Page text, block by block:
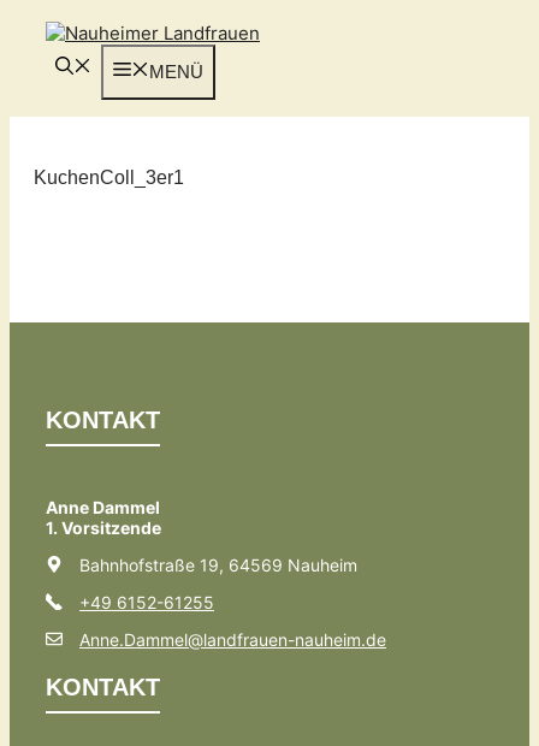
Inhalt
springen
MENÜ
KuchenColl_3er1
KONTAKT
Anne Dammel
1. Vorsitzende
Bahnhofstraße 19, 64569 Nauheim
+49 6152-61255
Anne.Dammel@landfrauen-nauheim.de
KONTAKT